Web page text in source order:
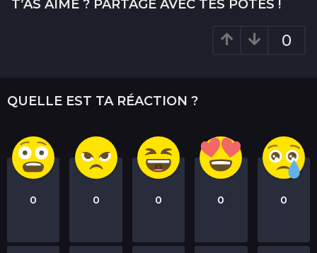
a
t
o
n
T’AS AIMÉ ? PARTAGE AVEC TES POTES !
0
QUELLE EST TA RÉACTION ?
0 0 0 0 0